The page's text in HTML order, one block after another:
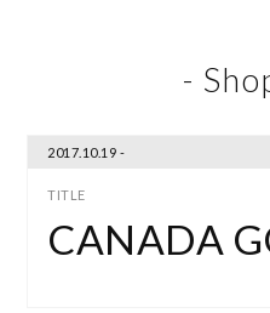
-
2017.10.19 -
CANADA